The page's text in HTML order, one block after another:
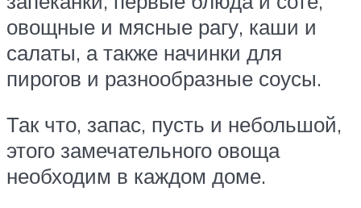
овощные и мясные рагу, каши и
салаты, а также начинки для
пирогов и разнообразные соусы.
Так что, запас, пусть и небольшой,
этого замечательного овоща
необходим в каждом доме.